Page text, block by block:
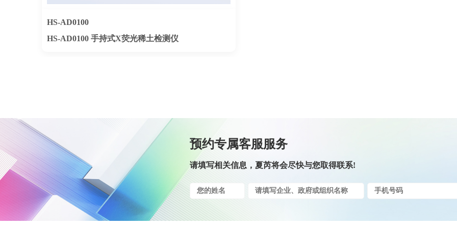
HS-AD0100
HS-AD0100 手持式X荧光稀土检测仪
预约专属客服服务
请填写相关信息，夏芮将会尽快与您取得联系!